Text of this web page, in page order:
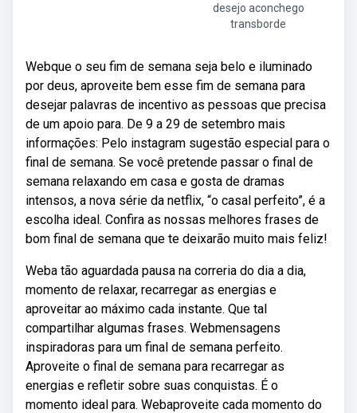
desejo aconchego
transborde
Webque o seu fim de semana seja belo e iluminado
por deus, aproveite bem esse fim de semana para
desejar palavras de incentivo as pessoas que precisa
de um apoio para. De 9 a 29 de setembro mais
informações: Pelo instagram sugestão especial para o
final de semana. Se você pretende passar o final de
semana relaxando em casa e gosta de dramas
intensos, a nova série da netflix, “o casal perfeito”, é a
escolha ideal. Confira as nossas melhores frases de
bom final de semana que te deixarão muito mais feliz!
Weba tão aguardada pausa na correria do dia a dia,
momento de relaxar, recarregar as energias e
aproveitar ao máximo cada instante. Que tal
compartilhar algumas frases. Webmensagens
inspiradoras para um final de semana perfeito.
Aproveite o final de semana para recarregar as
energias e refletir sobre suas conquistas. É o
momento ideal para. Webaproveite cada momento do